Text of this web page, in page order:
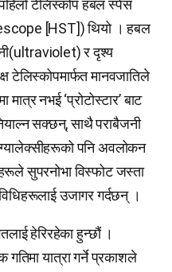
पहिलो टेलिस्कोप हबल स्पेस
[HST]) थियो । हबल
र दृश्य
टेलिस्कोपमार्फत मानवजातिले
नभई ‘प्रोटोस्टार’ बाट
सक्छन्, साथै पराबैजनी
पनि अवलोकन
सुपरनोभा विस्फोट जस्ता
उजागर गर्दछन् ।
हेरिरहेका हुन्छौं ।
यात्रा गर्ने प्रकाशले